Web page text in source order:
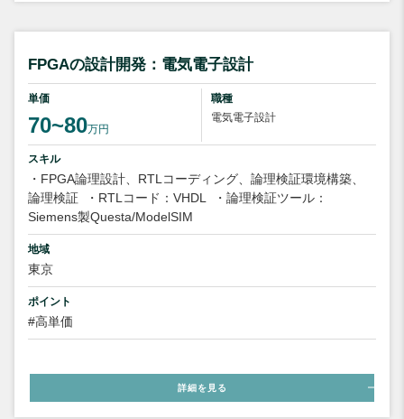
FPGAの設計開発：電気電子設計
単価
70~80万円
職種
電気電子設計
スキル
・FPGA論理設計、RTLコーディング、論理検証環境構築、
論理検証
・RTLコード：VHDL
・論理検証ツール：
Siemens製Questa/ModelSIM
地域
東京
ポイント
#高単価
詳細を見る